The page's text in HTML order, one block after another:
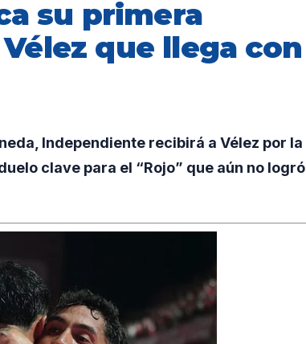
su primera
que llega con
Independiente recibirá a Vélez por la
clave para el “Rojo” que aún no logró